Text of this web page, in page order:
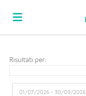
Offerte
Risultati per:
01/07/2026 - 30/09/2026